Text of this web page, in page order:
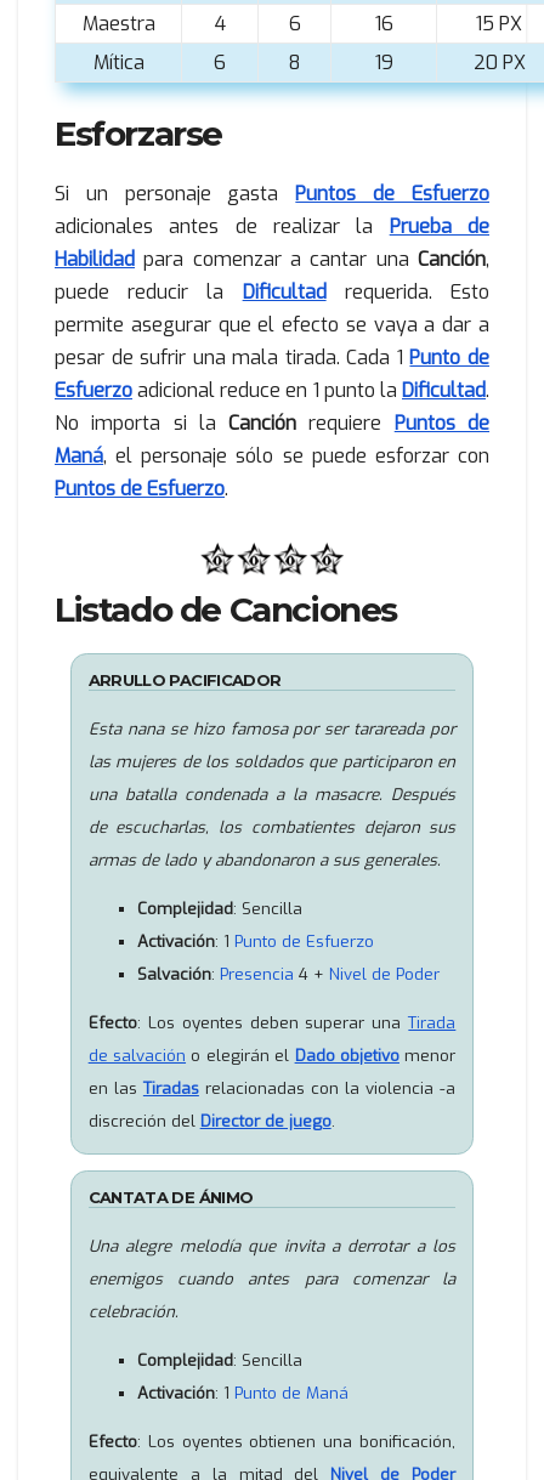
Maestra
4 6 16
15 PX
Mítica
6 8 19 20 PX
Esforzarse
Si un personaje gastaPuntos de Esfuerzo
adicionales antes de realizar la Prueba de
Habilidad para comenzar a cantar una Canción,
puede reducir la Dificultadrequerida. Esto
permite asegurar que el efecto se vaya a dar a
pesar de sufrir una mala tirada. Cada 1Punto de
Esfuerzoadicional reduce en 1 punto la Dificultad.
No importa si laCanción requiere Puntos de
Maná, el personaje sólo se puede esforzar con
Puntos de Esfuerzo.
Listado de Canciones
ARRULLO PACIFICADOR
Esta nana se hizo famosa por ser tarareada por
las mujeres de los soldados que participaron en
una batalla condenada a la masacre. Después
de escucharlas, los combatientes dejaron sus
armas de lado y abandonaron a sus generales.
Complejidad: Sencilla
Activación: 1 Punto de Esfuerzo
Salvación: Presencia 4 + Nivel de Poder
Efecto: Los oyentes deben superar unaTirada
de salvación o elegirán el Dado objetivomenor
en las Tiradasrelacionadas con la violencia -a
discreción del Director de juego.
CANTATA DE ÁNIMO
Una alegre melodía que invita a derrotar a los
enemigos cuando antes para comenzar la
celebración.
Complejidad: Sencilla
Activación: 1 Punto de Maná
Efecto: Los oyentes obtienen una bonificación,
equivalente a la mitad del Nivel de Poder